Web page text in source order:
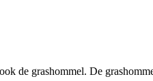
de grashommel. De